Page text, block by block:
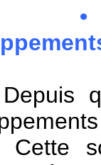
Cette